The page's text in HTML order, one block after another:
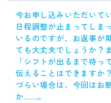
今お申し込みいただいて
日程調整が止まってしま
いるのですが、お返事が
ても大丈夫でしょうか？
「シフトが出るまで待っ
伝えることはできますか
づらい場合は、今回はお
か……。